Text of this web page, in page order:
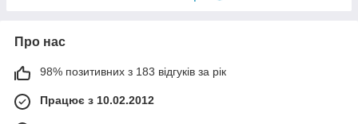
Про нас
98% позитивних з 183 відгуків за рік
Працює з 10.02.2012